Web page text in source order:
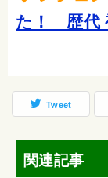
た！ 歴代
Tweet
関連記事